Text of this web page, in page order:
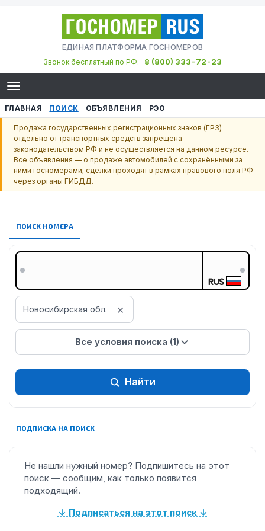
ЕДИНАЯ ПЛАТФОРМА ГОСНОМЕРОВ
Звонок бесплатный по РФ:
8 (800) 333-72-23
ГЛАВНАЯ ПОИСК ОБЪЯВЛЕНИЯ РЭО
Продажа государственных регистрационных знаков (ГРЗ)
отдельно от транспортных средств запрещена
законодательством РФ и не осуществляется на данном ресурсе.
Все объявления — о продаже автомобилей с сохранёнными за
ними госномерами; сделки проходят в рамках правового поля РФ
через органы ГИБДД.
ПОИСК НОМЕРА
RUS
Новосибирская обл. ×
Все условия поиска (1)
Найти
ПОДПИСКА НА ПОИСК
Не нашли нужный номер? Подпишитесь на этот
поиск — сообщим, как только появится
подходящий.
↓ Подписаться на этот поиск ↓